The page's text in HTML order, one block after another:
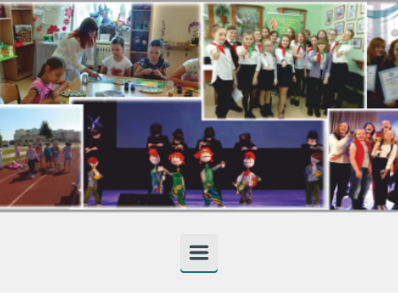
Skip to main content